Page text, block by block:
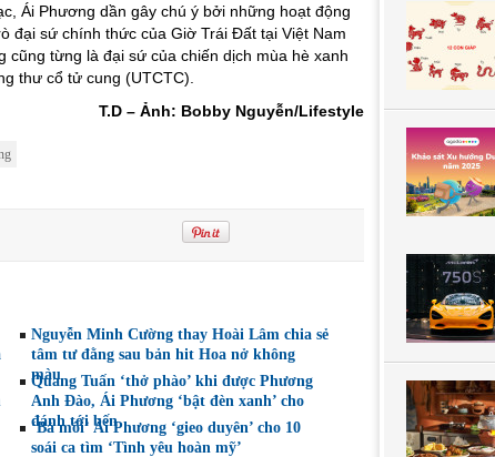
Ái Phương dần gây chú ý bởi những hoạt động
đại sứ chính thức của Giờ Trái Đất tại Việt Nam
từng là đại sứ của chiến dịch mùa hè xanh
thư cổ tử cung (UTCTC).
T.D – Ảnh: Bobby Nguyễn/Lifestyle
Nguyễn Minh Cường thay Hoài Lâm chia sẻ
tâm tư đằng sau bản hit Hoa nở không
màu
Quang Tuấn ‘thở phào’ khi được Phương
Anh Đào, Ái Phương ‘bật đèn xanh’ cho
đánh tới bến
‘Bà mối’ Ái Phương ‘gieo duyên’ cho 10
soái ca tìm ‘Tình yêu hoàn mỹ’